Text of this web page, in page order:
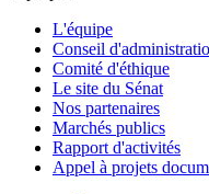
L'équipe
Conseil
Comité d'éthique
Le site du Sénat
Nos partenaires
Marchés publics
Rapport d'activités
Appel à projets